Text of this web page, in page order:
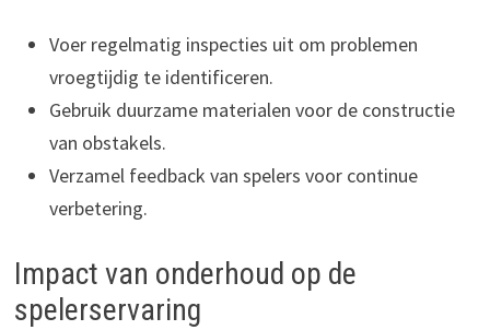
Voer regelmatig inspecties uit om problemen
vroegtijdig te identificeren.
Gebruik duurzame materialen voor de constructie
van obstakels.
Verzamel feedback van spelers voor continue
verbetering.
Impact van onderhoud op de
spelerservaring